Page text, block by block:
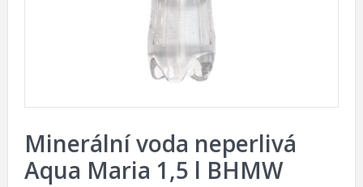
Minerální voda neperlivá
Aqua Maria 1,5 l BHMW